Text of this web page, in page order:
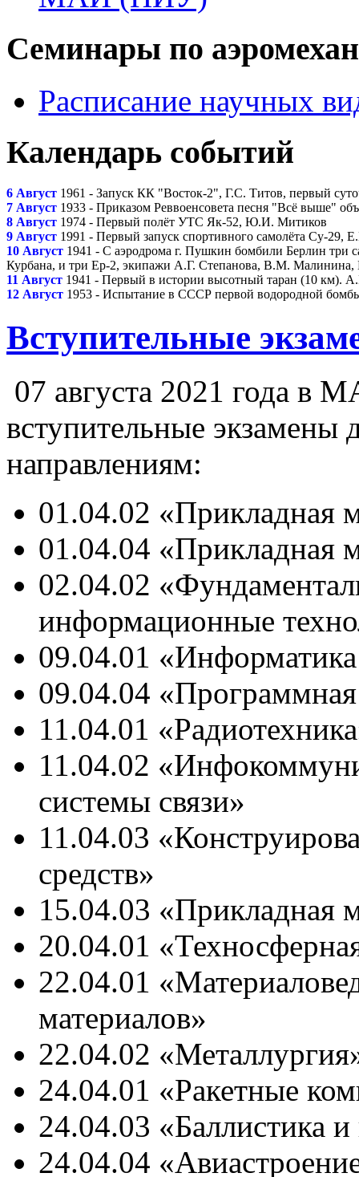
Семинары по
Расписание научных
Календарь событий
6 Август 1961 - Запуск КК "Восток-2", Г.С. Титов, первый
7 Август 1933 - Приказом Реввоенсовета песня "Всё выше"
8 Август 1974 - Первый полёт УТС Як-52, Ю.И. Митиков
9 Август 1991 - Первый запуск спортивного самолёта Су-29,
10 Август 1941 - С аэродрома г. Пушкин бомбили Берлин
Курбана, и три Ер-2, экипажи А.Г. Степанова, В.М.
11 Август 1941 - Первый в истории высотный таран (10 км).
12 Август 1953 - Испытание в СССР первой водородной
Вступительные
07 августа 2021 года в
вступительные
направлениям:
01.04.02 «Прикладная
01.04.04 «Прикладная
02.04.02
информационные
09.04.01
09.04.04
11.04.01
11.04.02
системы связи»
11.04.03
средств»
15.04.03 «Прикладная
20.04.01
22.04.01
материалов»
22.04.02
24.04.01 «Ракетные
24.04.03 «Баллистика
24.04.04